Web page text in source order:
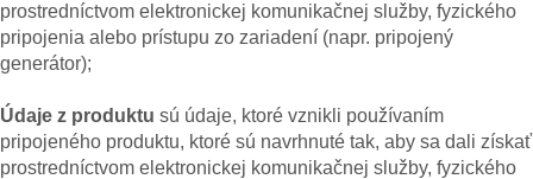
prostredníctvom elektronickej komunikačnej služby, fyzického
pripojenia alebo prístupu zo zariadení (napr. pripojený
generátor);
Údaje z produktu sú údaje, ktoré vznikli používaním
pripojeného produktu, ktoré sú navrhnuté tak, aby sa dali získať
prostredníctvom elektronickej komunikačnej služby, fyzického